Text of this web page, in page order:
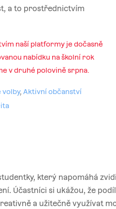
a to prostřednictvím
naší platformy je dočasně
nabídku na školní rok
v druhé polovině srpna.
volby,Aktivní občanství
který napomáhá
Účastníci si ukážou, že
a užitečně využívat